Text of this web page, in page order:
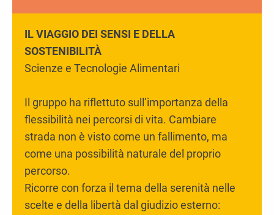
IL VIAGGIO DEI SENSI E DELLA
SOSTENIBILITÀ
Scienze e Tecnologie Alimentari
Il gruppo ha riflettuto sull’importanza della
flessibilità nei percorsi di vita. Cambiare
strada non è visto come un fallimento, ma
come una possibilità naturale del proprio
percorso.
Ricorre con forza il tema della serenità nelle
scelte e della libertà dal giudizio esterno: